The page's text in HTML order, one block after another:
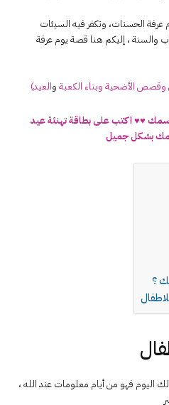
عرفة الحسنات، وتكفر فيه السيئات
والسنة ، إليكم هنا قصة يوم عرفة
وقصص الأضحية وبناء الكعبة والعيد)
♥♥ اكتب على بطاقة تهنئة عيد
بشكل جميل
؟
اليوم فهو من أيام معلومات عند الله ،